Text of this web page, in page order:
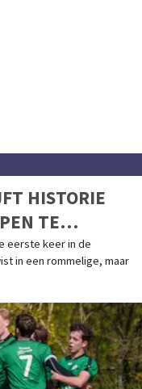
HISTORIE
TE
eerste keer in de
in een rommelige, maar